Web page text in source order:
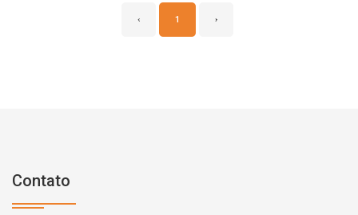
‹ 1 ›
Contato